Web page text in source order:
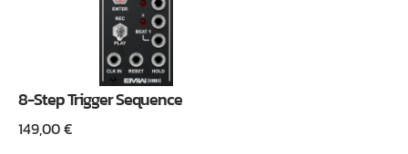
8-Step Trigger Sequence
149,00€